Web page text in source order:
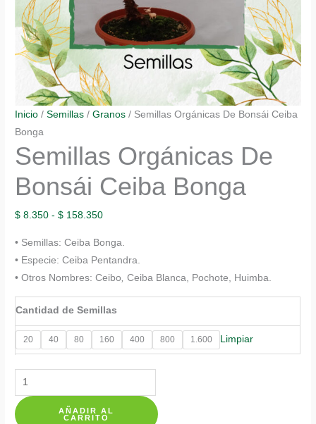
Inicio /Semillas /Granos / Semillas Orgánicas De Bonsái Ceiba
Bonga
Semillas Orgánicas De
Bonsái Ceiba Bonga
$ 8.350 - $ 158.350Rango
precios:
$ 8.350
• Semillas: Ceiba Bonga.
• Especie: Ceiba Pentandra.
• Otros Nombres: Ceibo ,Ceiba Blanca, Pochote, Huimba.
Cantidad de Semillas
20 40 80 160 400 800 1.600 Limpiar
Semillas
Orgánicas
De
AÑADIR AL
CARRITO